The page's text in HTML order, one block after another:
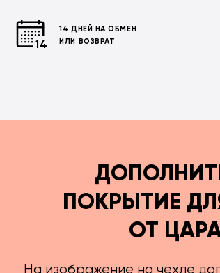
14 ДНЕЙ НА ОБМЕН
ИЛИ ВОЗВРАТ
ПОКРЫТИЕ
ОТ
На изображение на чехле